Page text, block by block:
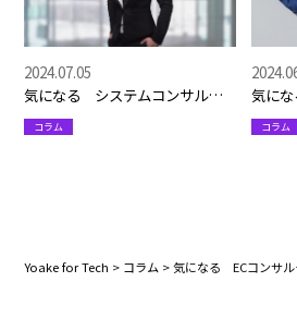
気になる システムコンサルタ
ントってどんな仕事？
2024.07.05
コラム
気に
てどん
コラム
Yoake for Tech > コラム >気になる ECコンサル